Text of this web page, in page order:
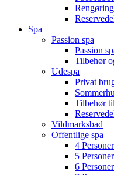
Spa
Passion spa
Passion
Tilbehør
Udespa
Privat
Tilbehør
Vildmarksbad
Offentlige spa
4 Personer
5 Personer
6 Personer